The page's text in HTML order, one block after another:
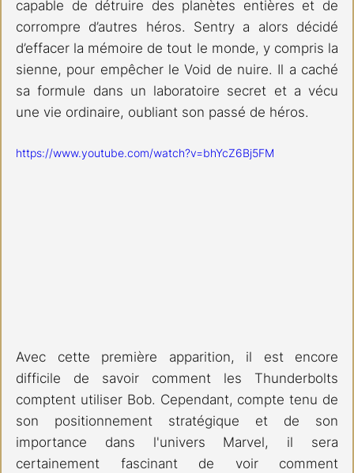
capable de détruire des planètes entières et de
corrompre d’autres héros. Sentry a alors décidé
d’effacer la mémoire de tout le monde, y compris la
sienne, pour empêcher le Void de nuire. Il a caché
sa formule dans un laboratoire secret et a vécu
une vie ordinaire, oubliant son passé de héros.
https://www.youtube.com/watch?v=bhYcZ6Bj5FM
Avec cette première apparition, il est encore
difficile de savoir comment les Thunderbolts
comptent utiliser Bob. Cependant, compte tenu de
son positionnement stratégique et de son
importance dans l'univers Marvel, il sera
certainement fascinant de voir comment